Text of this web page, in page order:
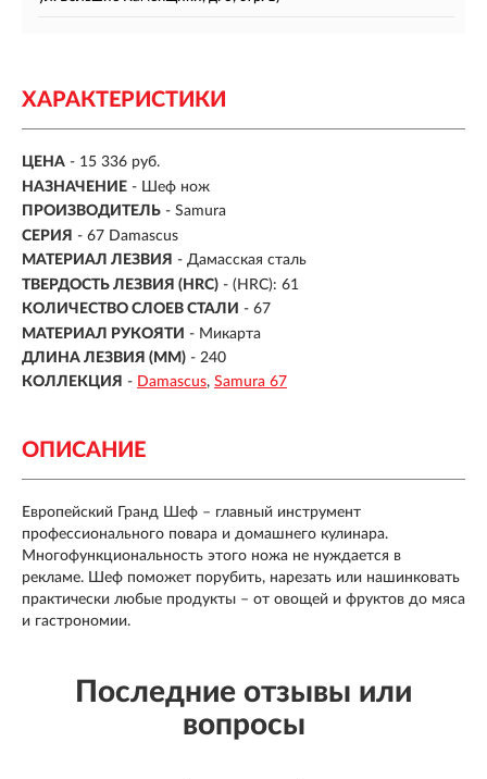
ХАРАКТЕРИСТИКИ
ЦЕНА - 15 336 руб.
НАЗНАЧЕНИЕ - Шеф нож
ПРОИЗВОДИТЕЛЬ - Samura
СЕРИЯ - 67 Damascus
МАТЕРИАЛ ЛЕЗВИЯ - Дамасская сталь
ТВЕРДОСТЬ ЛЕЗВИЯ (HRC) - (HRC): 61
КОЛИЧЕСТВО СЛОЕВ СТАЛИ - 67
МАТЕРИАЛ РУКОЯТИ - Микарта
ДЛИНА ЛЕЗВИЯ (ММ) - 240
КОЛЛЕКЦИЯ - Damascus Samura 67
ОПИСАНИЕ
Европейский Гранд Шеф – главный инструмент
профессионального повара и домашнего кулинара.
Многофункциональность этого ножа не нуждается в
рекламе. Шеф поможет порубить, нарезать или нашинковать
практически любые продукты – от овощей и фруктов до мяса
и гастрономии.
Последние отзывы или
вопросы